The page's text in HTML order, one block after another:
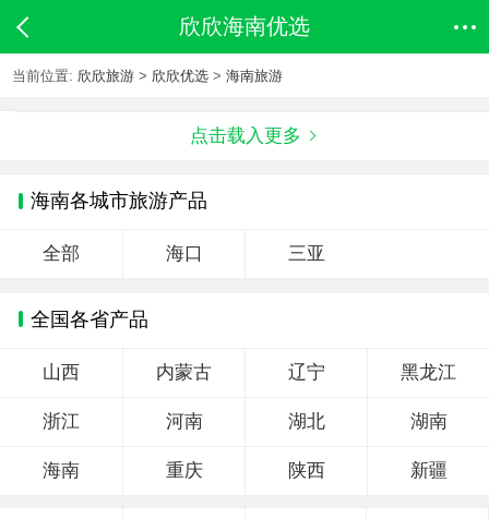
欣欣海南优选
当前位置: 欣欣旅游 > 欣欣优选 >海南旅游
点击载入更多
海南各城市旅游产品
全部 海口 三亚
全国各省产品
山西 内蒙古 辽宁 黑龙江
浙江 河南 湖北 湖南
海南 重庆 陕西 新疆